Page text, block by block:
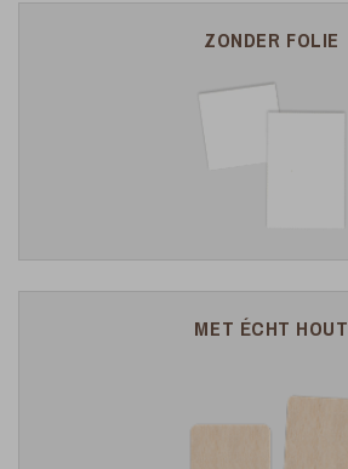
ZONDER FOLIE
MET ÉCHT HOUT